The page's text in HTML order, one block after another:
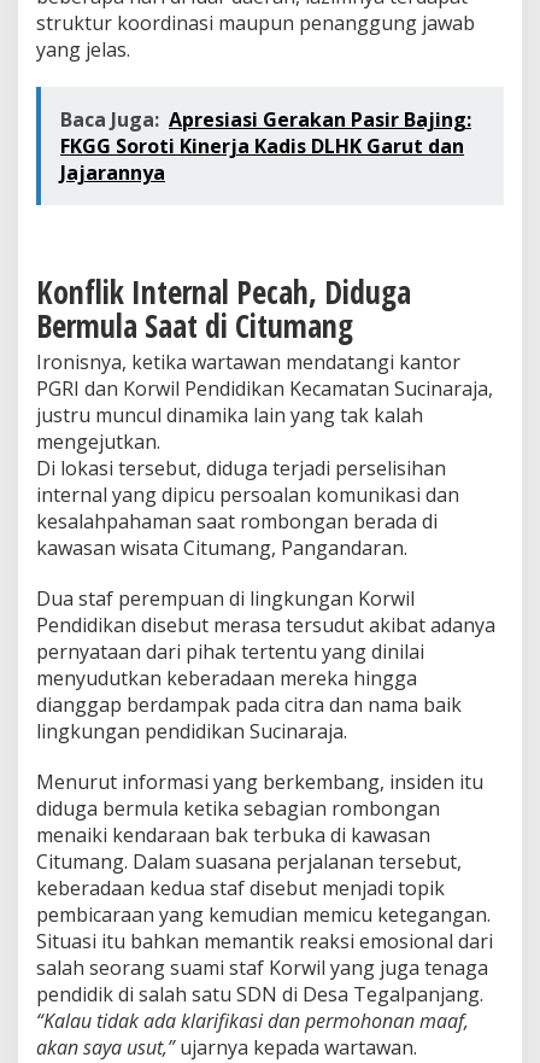
struktur koordinasi maupun penanggung jawab
yang jelas.
Baca Juga: Apresiasi Gerakan Pasir Bajing:
FKGG Soroti Kinerja Kadis DLHK Garut dan
Jajarannya
Konflik Internal Pecah, Diduga
Bermula Saat di Citumang
Ironisnya, ketika wartawan mendatangi kantor
PGRI dan Korwil Pendidikan Kecamatan Sucinaraja,
justru muncul dinamika lain yang tak kalah
mengejutkan.
Di lokasi tersebut, diduga terjadi perselisihan
internal yang dipicu persoalan komunikasi dan
kesalahpahaman saat rombongan berada di
kawasan wisata Citumang, Pangandaran.
Dua staf perempuan di lingkungan Korwil
Pendidikan disebut merasa tersudut akibat adanya
pernyataan dari pihak tertentu yang dinilai
menyudutkan keberadaan mereka hingga
dianggap berdampak pada citra dan nama baik
lingkungan pendidikan Sucinaraja.
Menurut informasi yang berkembang, insiden itu
diduga bermula ketika sebagian rombongan
menaiki kendaraan bak terbuka di kawasan
Citumang. Dalam suasana perjalanan tersebut,
keberadaan kedua staf disebut menjadi topik
pembicaraan yang kemudian memicu ketegangan.
Situasi itu bahkan memantik reaksi emosional dari
salah seorang suami staf Korwil yang juga tenaga
pendidik di salah satu SDN di Desa Tegalpanjang.
“Kalau tidak ada klarifikasi dan permohonan maaf,
akan saya usut,”ujarnya kepada wartawan.